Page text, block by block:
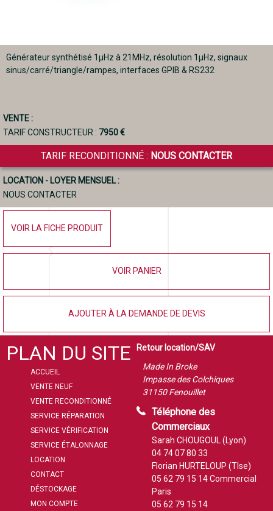
Générateur synthétisé 1µHz à 21MHz, résolution 1µHz, signaux
sinus/carré/triangle/rampes, interfaces GPIB & RS232
VENTE :
TARIF CONSTRUCTEUR : 7950 €
TARIF RECONDITIONNÉ : NOUS CONTACTER
LOCATION - LOYER MENSUEL :
NOUS CONTACTER
VOIR LA FICHE PRODUIT
VOIR PANIER
AJOUTER À LA DEMANDE DE DEVIS
PLAN DU SITE
ACCUEIL
VENTE NEUF
VENTE RECONDITIONNÉ
SERVICE RÉPARATION
SERVICE VÉRIFICATION
SERVICE ÉTALONNAGE
LOCATION
CONTACT
DÉSTOCKAGE
MON COMPTE
Retour location/SAV
Made In Broke
Impasse des Colchiques
31150 Fenouillet
Téléphone des
Commerciaux
Sarah CHOUGOUL (Lyon)
04 74 07 80 33
Florian HURTELOUP (Tlse)
05 62 79 15 14Commercial
Paris
05 62 79 15 14